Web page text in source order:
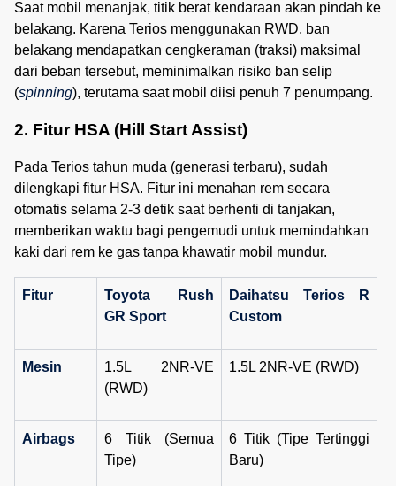
Saat mobil menanjak, titik berat kendaraan akan pindah ke
belakang. Karena Terios menggunakan RWD, ban
belakang mendapatkan cengkeraman (traksi) maksimal
dari beban tersebut, meminimalkan risiko ban selip
(spinning), terutama saat mobil diisi penuh 7 penumpang.
2. Fitur HSA (Hill Start Assist)
Pada Terios tahun muda (generasi terbaru), sudah
dilengkapi fitur HSA. Fitur ini menahan rem secara
otomatis selama 2-3 detik saat berhenti di tanjakan,
memberikan waktu bagi pengemudi untuk memindahkan
kaki dari rem ke gas tanpa khawatir mobil mundur.
Fitur
Toyota Rush
GR Sport
Daihatsu Terios R
Custom
Mesin
1.5L 2NR-VE
(RWD)
1.5L 2NR-VE (RWD)
Airbags
6 Titik (Semua
Tipe)
6 Titik (Tipe Tertinggi
Baru)